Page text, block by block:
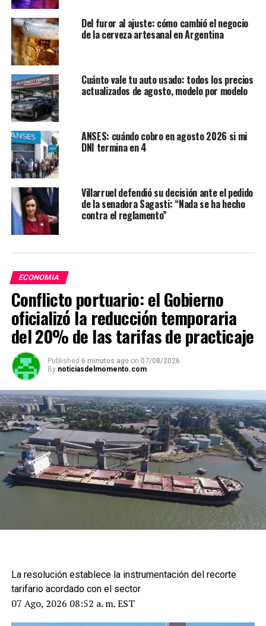
Del furor al ajuste: cómo cambió el negocio
de la cerveza artesanal en Argentina
Cuánto vale tu auto usado: todos los precios
actualizados de agosto, modelo por modelo
ANSES: cuándo cobro en agosto 2026 si mi
DNI termina en 4
Villarruel defendió su decisión ante el pedido
de la senadora Sagasti: “Nada se ha hecho
contra el reglamento”
ECONOMIA
Conflicto portuario: el Gobierno
oficializó la reducción temporaria
del 20% de las tarifas de practicaje
Published 6 minutos ago on 07/08/2026
By noticiasdelmomento.com
La resolución establece la instrumentación del recorte
tarifario acordado con el sector
07 Ago, 2026 08:52 a. m. EST